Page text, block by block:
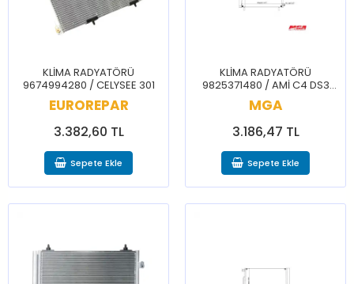
KLİMA RADYATÖRÜ
9674994280 / CELYSEE 301
EUROREPAR
3.382,60 TL
Sepete Ekle
KLİMA RADYATÖRÜ
9825371480 / AMİ C4 DS3
2008 208
MGA
3.186,47 TL
Sepete Ekle